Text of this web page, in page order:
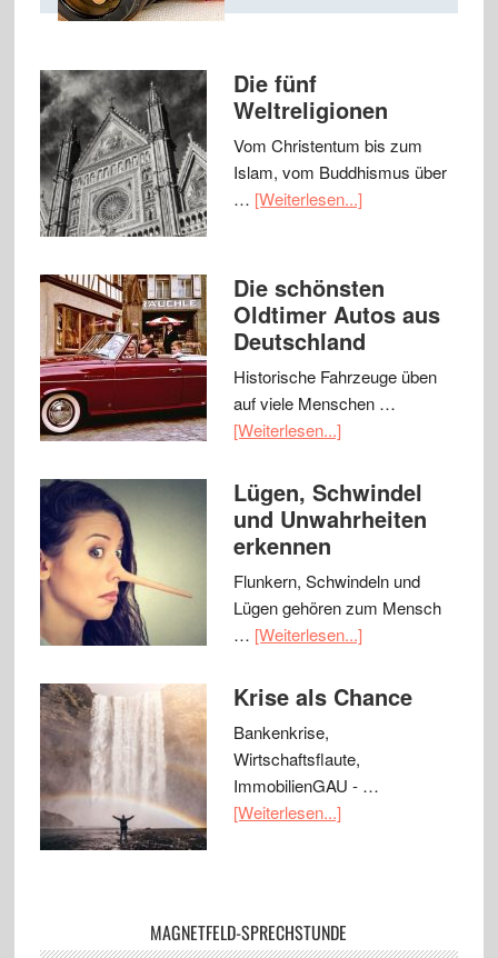
Die fünf
Weltreligionen
Vom Christentum bis zum
Islam, vom Buddhismus über
… [Weiterlesen...]
Die schönsten
Oldtimer Autos aus
Deutschland
Historische Fahrzeuge üben
auf viele Menschen …
[Weiterlesen...]
Lügen, Schwindel
und Unwahrheiten
erkennen
Flunkern, Schwindeln und
Lügen gehören zum Mensch
… [Weiterlesen...]
Krise als Chance
Bankenkrise,
Wirtschaftsflaute,
ImmobilienGAU - …
[Weiterlesen...]
MAGNETFELD-SPRECHSTUNDE